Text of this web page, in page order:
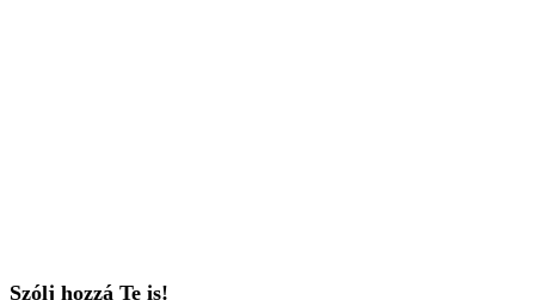
Szólj hozzá Te is!